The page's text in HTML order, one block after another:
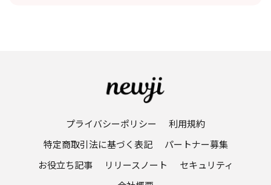
プライバシーポリシー
利用規約
特定商取引法に基づく表記
パートナー募集
お役立ち記事
リリースノート
セキュリティ